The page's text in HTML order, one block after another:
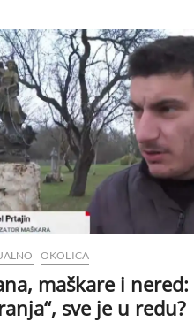
OKOLICA
maškare i
sve je u redu?